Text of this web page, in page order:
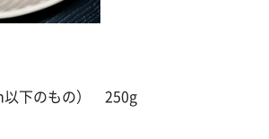
下のもの）
250g